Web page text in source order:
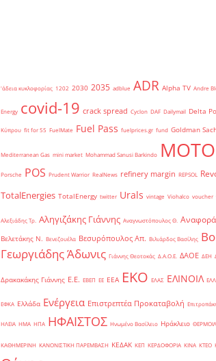
'άδεια κυκλοφορίας 1202 2030 2035 adblue ADR Alpha TV Andre
Energy covid-19 crack spread Cyclon DAF Dailymail Delta
Κύπρου fit for 55 FuelMate Fuel Pass fuelprices.gr fund Goldman
Mediterranean Gas mini market Mohammad Sanusi Barkindo
Porsche POS Prudent Warrior RealNews refinery margin REPSOL
TotalEnergies TotalEnergy twitter Urals vintage Viohalco voucher
Αλεξιάδης Τρ. Αληγιζάκης Γιάννης Αναγνωστόπουλος Θ. Αναφορά
Βελετάκης Ν. Βενεζουέλα Βεσυρόπουλος Απ. Βιλιάρδος Βασίλης
Γεωργιάδης Άδωνις Γιάννης Θεοτοκάς Δ.Α.Ο.Ε. ΔΑΟΕ ΔΕΗ
Δρακακάκης Γιάννης Ε.Ε. ΕΒΕΠ ΕΕ ΕΕΑ ΕΚΟ ΕΛΑΣ ΕΛΙΝΟΙΛ
ΕΦΚΑ Ελλάδα Ενέργεια Επιστρεπτέα Προκαταβολή
ΗΛΕΙΑ ΗΜΑ ΗΠΑ ΗΦΑΙΣΤΟΣ Ηνωμένο Βασίλειο Ηράκλειο ΘΕΡΜΟΙΛ
ΚΑΘΗΜΕΡΙΝΗ ΚΑΝΟΝΙΣΤΙΚΗ ΠΑΡΕΜΒΑΣΗ ΚΕΔΑΚ ΚΕΠ ΚΕΡΔΟΦΟΡΙΑ ΚΙΝΑ ΚΤΕΟ